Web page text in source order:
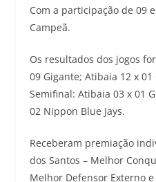
Com a participação de 09
Campeã.
Os resultados dos jogos
09 Gigante; Atibaia 12 x 01
Semifinal: Atibaia 03 x 01
02 Nippon Blue Jays.
Receberam premiação
dos Santos – Melhor
Melhor Defensor Externo